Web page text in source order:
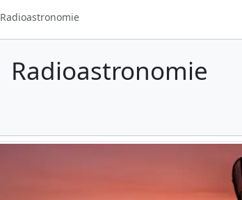
Radioastronomie
Radioastronomie